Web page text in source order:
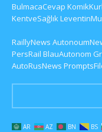
BulmacaCevap
KentveSağlık
RaillyNews
PersRail BlauAutonom
AutoRusNews
AR AZ BN BS